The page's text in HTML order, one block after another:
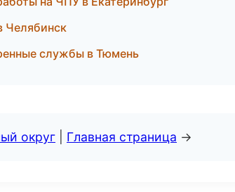
Челябинск
службы в Тюмень
округ Главная страница →